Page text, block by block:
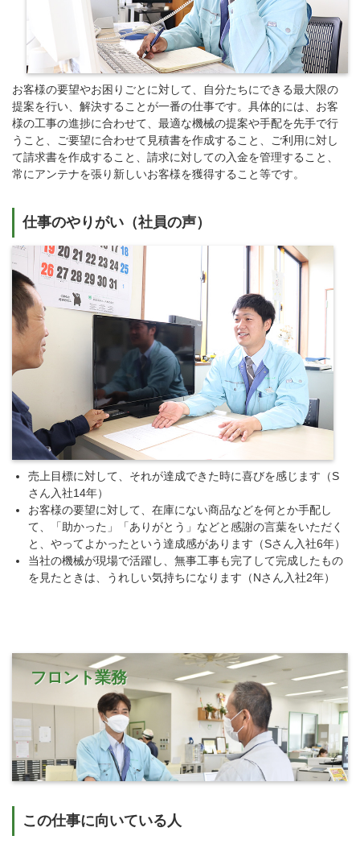
お客様の要望やお困りごとに対して、自分たちにできる最大限の
提案を行い、解決することが一番の仕事です。具体的には、お客
様の工事の進捗に合わせて、最適な機械の提案や手配を先手で行
うこと、ご要望に合わせて見積書を作成すること、ご利用に対し
て請求書を作成すること、請求に対しての入金を管理すること、
常にアンテナを張り新しいお客様を獲得すること等です。
仕事のやりがい（社員の声）
売上目標に対して、それが達成できた時に喜びを感じます（S
さん入社14年）
お客様の要望に対して、在庫にない商品などを何とか手配し
て、「助かった」「ありがとう」などと感謝の言葉をいただく
と、やってよかったという達成感があります（Sさん入社6年）
当社の機械が現場で活躍し、無事工事も完了して完成したもの
を見たときは、うれしい気持ちになります（Nさん入社2年）
フロント業務
この仕事に向いている人